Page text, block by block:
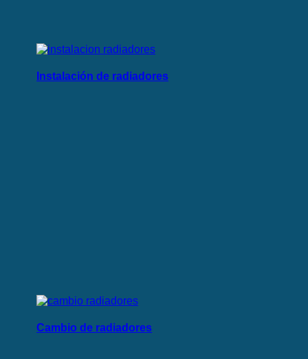
Instalación de radiadores
Cambio de radiadores